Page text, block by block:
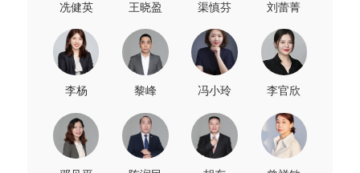
冼健英 王晓盈 渠慎芬 刘蕾菁
李杨 黎峰 冯小玲 李官欣